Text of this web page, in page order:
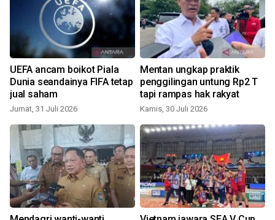
UEFA ancam boikot Piala
Dunia seandainya FIFA tetap
jual saham
Jumat, 31 Juli 2026
Mentan ungkap praktik
penggilingan untung Rp2 T
tapi rampas hak rakyat
Kamis, 30 Juli 2026